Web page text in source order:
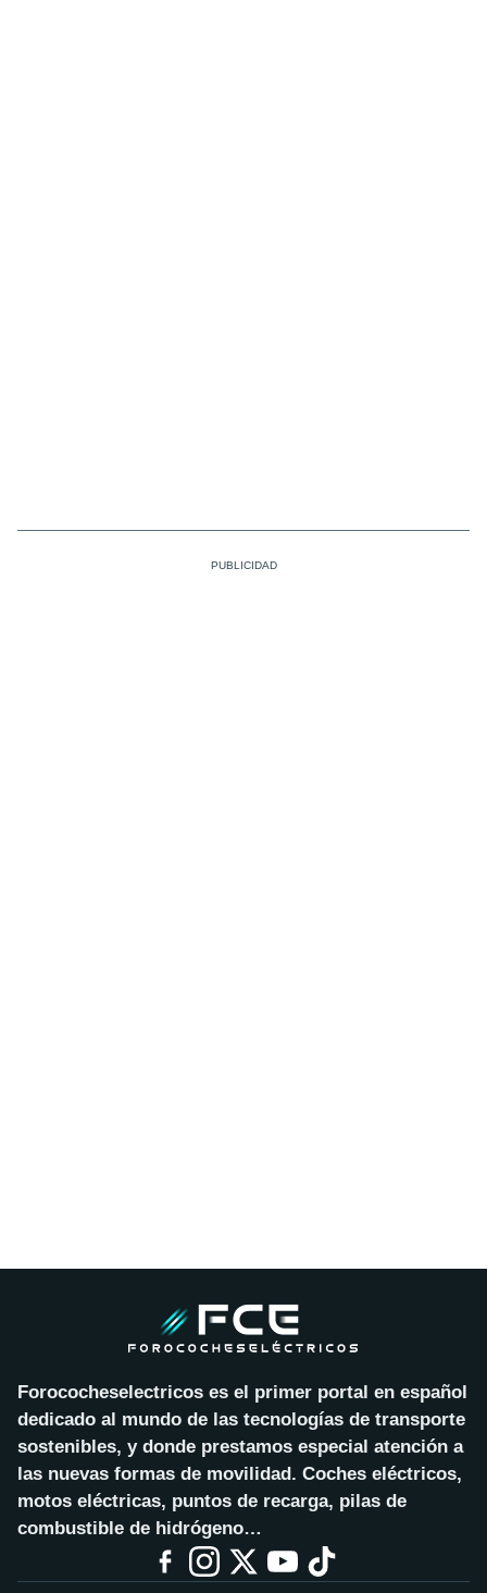
Forococheselectricos es el primer portal en español
dedicado al mundo de las tecnologías de transporte
sostenibles, y donde prestamos especial atención a
las nuevas formas de movilidad. Coches eléctricos,
motos eléctricas, puntos de recarga, pilas de
combustible de hidrógeno…